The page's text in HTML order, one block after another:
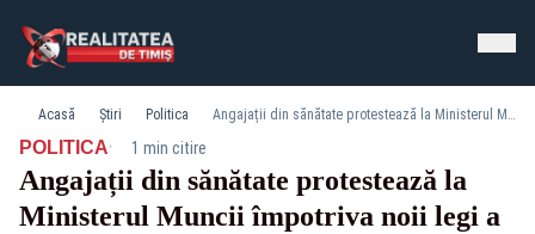
Acasă Știri Politica Angajații din sănătate protestează la Ministerul Muncii împotriva noii legi a salarizării
POLITICA· 1 min citire
Angajații din sănătate protestează la
Ministerul Muncii împotriva noii legi a